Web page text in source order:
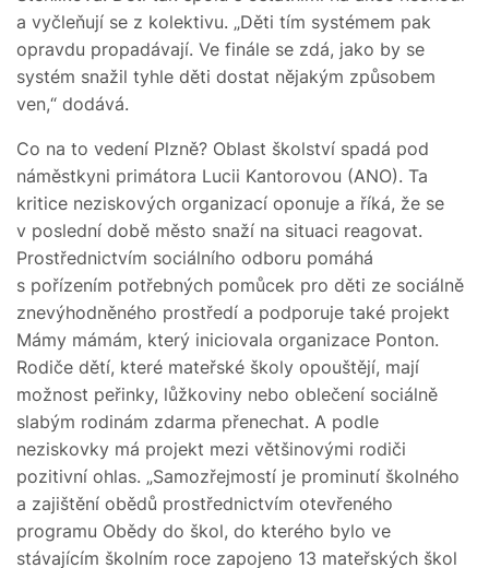
a vyčleňují se z kolektivu. „Děti tím systémem pak
opravdu propadávají. Ve finále se zdá, jako by se
systém snažil tyhle děti dostat nějakým způsobem
ven,“ dodává.
Co na to vedení Plzně? Oblast školství spadá pod
náměstkyni primátora Lucii Kantorovou (ANO). Ta
kritice neziskových organizací oponuje a říká, že se
v poslední době město snaží na situaci reagovat.
Prostřednictvím sociálního odboru pomáhá
s pořízením potřebných pomůcek pro děti ze sociálně
znevýhodněného prostředí a podporuje také projekt
Mámy mámám, který iniciovala organizace Ponton.
Rodiče dětí, které mateřské školy opouštějí, mají
možnost peřinky, lůžkoviny nebo oblečení sociálně
slabým rodinám zdarma přenechat. A podle
neziskovky má projekt mezi většinovými rodiči
pozitivní ohlas. „Samozřejmostí je prominutí školného
a zajištění obědů prostřednictvím otevřeného
programu Obědy do škol, do kterého bylo ve
stávajícím školním roce zapojeno 13 mateřských škol